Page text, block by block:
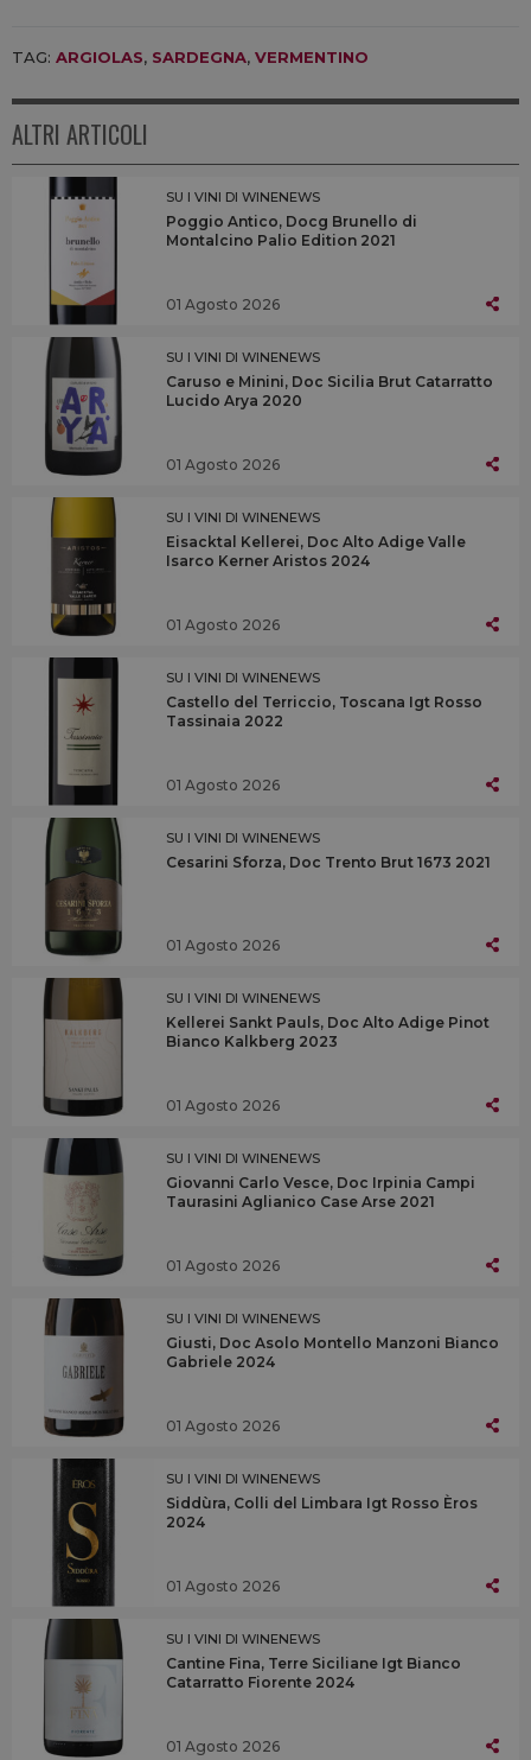
TAG: ARGIOLAS, SARDEGNA, VERMENTINO
ALTRI ARTICOLI
SU I VINI DI WINENEWS
Poggio Antico, Docg Brunello di
Montalcino Palio Edition 2021
01 Agosto 2026
SU I VINI DI WINENEWS
Caruso e Minini, Doc Sicilia Brut Catarratto
Lucido Arya 2020
01 Agosto 2026
SU I VINI DI WINENEWS
Eisacktal Kellerei, Doc Alto Adige Valle
Isarco Kerner Aristos 2024
01 Agosto 2026
SU I VINI DI WINENEWS
Castello del Terriccio, Toscana Igt Rosso
Tassinaia 2022
01 Agosto 2026
SU I VINI DI WINENEWS
Cesarini Sforza, Doc Trento Brut 1673 2021
01 Agosto 2026
SU I VINI DI WINENEWS
Kellerei Sankt Pauls, Doc Alto Adige Pinot
Bianco Kalkberg 2023
01 Agosto 2026
SU I VINI DI WINENEWS
Giovanni Carlo Vesce, Doc Irpinia Campi
Taurasini Aglianico Case Arse 2021
01 Agosto 2026
SU I VINI DI WINENEWS
Giusti, Doc Asolo Montello Manzoni Bianco
Gabriele 2024
01 Agosto 2026
SU I VINI DI WINENEWS
Siddùra, Colli del Limbara Igt Rosso Èros
2024
01 Agosto 2026
SU I VINI DI WINENEWS
Cantine Fina, Terre Siciliane Igt Bianco
Catarratto Fiorente 2024
01 Agosto 2026